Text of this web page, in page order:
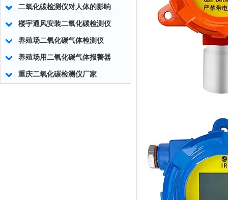
二氧化碳检测仪对人体的影响及二氧化碳检测仪的应用！
楼宇通风安装二氧化碳检测仪
养殖场二氧化碳气体检测仪
养殖场用二氧化碳气体报警器
重庆二氧化碳检测仪厂家